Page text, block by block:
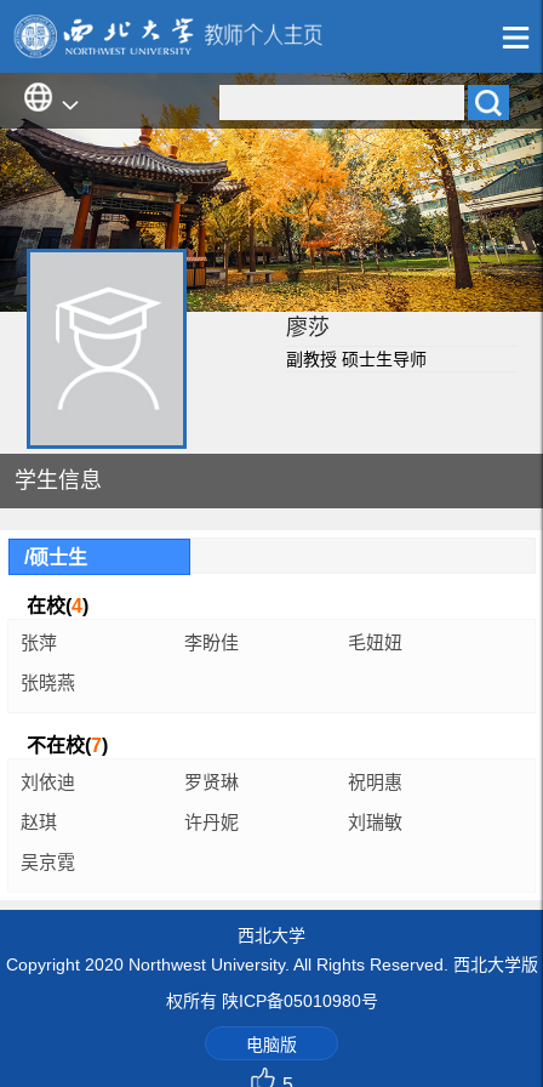
廖莎
副教授 硕士生导师
学生信息
/硕士生
在校(4)
张萍
李盼佳
毛妞妞
张晓燕
不在校(7)
刘依迪
罗贤琳
祝明惠
赵琪
许丹妮
刘瑞敏
吴京霓
西北大学
Copyright 2020 Northwest University. All Rights Reserved. 西北大学版
权所有 陕ICP备05010980号
电脑版